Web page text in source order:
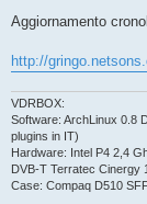
s
s
g
g
o
Aggiornamento
http://
VDRBOX:
Software: ArchLinux 0.8
plugins in IT)
Hardware: Intel P4 2,4
DVB-T Terratec Cinergy
Case: Compaq D510